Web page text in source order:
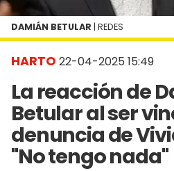
HARTO 22-04-2025 15:49
La reacción de
Betular al ser
denuncia de
"No tengo nada"
DAMIÁN BETULAR | REDES